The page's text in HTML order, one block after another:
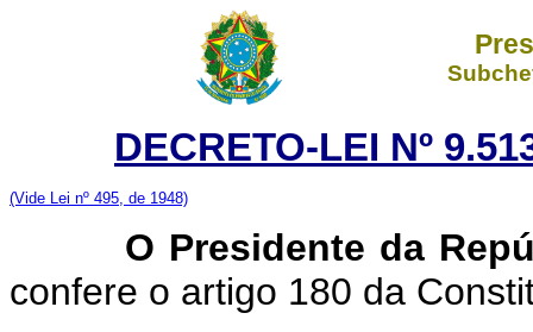
DECRETO-LEI Nº
(Vide Lei nº 495, de 1948)
O Presidente da
confere o artigo 180 da